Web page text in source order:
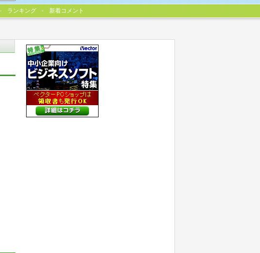
ランキング 新着コメント